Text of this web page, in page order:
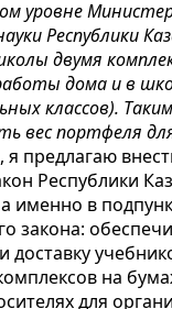
уровне
Республики
двумя
дома и в
классов).
вес портфеля
я предлагаю
Республики
именно в
закона:
доставку
на
для